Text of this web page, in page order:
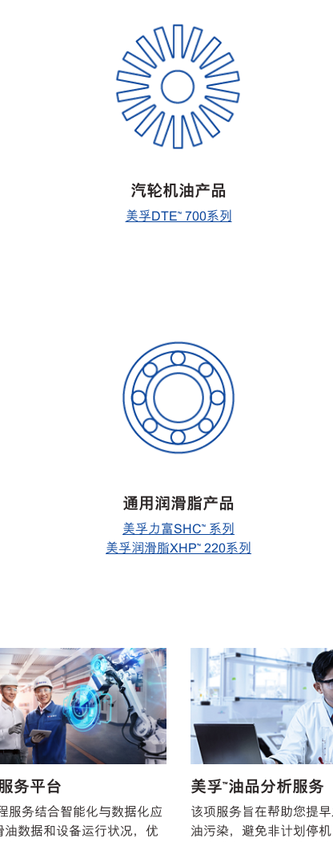
汽轮机油产品
美孚DTE™ 700系列
通用润滑脂产品
美孚力富SHC™ 系列
美孚润滑脂XHP™ 220系列
务平台
服务结合智能化与数据化应
油数据和设备运行状况，优
美孚™油品分析服务
该项服务旨在帮助您提
油污染，避免非计划停